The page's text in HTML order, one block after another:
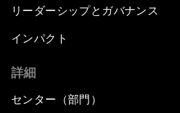
リーダーシップとガバナンス
インパクト
詳細
センター（部門）